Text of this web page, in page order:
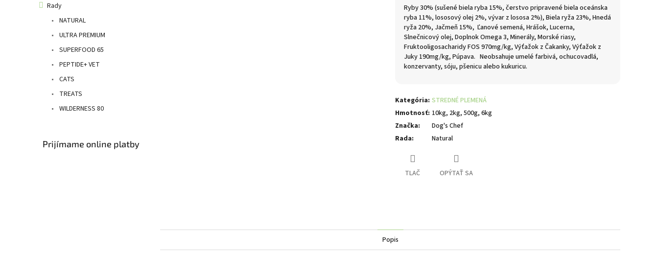
Rady
NATURAL
ULTRA PREMIUM
SUPERFOOD 65
PEPTIDE+ VET
CATS
TREATS
WILDERNESS 80
Prijímame online platby
Ryby 30% (sušené biela ryba 15%, čerstvo pripravené biela oceánska
ryba 11%, lososový olej 2%, vývar z lososa 2%), Biela ryža 23%, Hnedá
ryža 20%, Jačmeň 15%, Ľanové semená, Hrášok, Lucerna,
Slnečnicový olej, Doplnok Omega 3, Minerály, Morské riasy,
Fruktooligosacharidy FOS 970mg/kg, Výťažok z Čakanky, Výťažok z
Juky 190mg/kg, Púpava. Neobsahuje umelé farbivá, ochucovadlá,
konzervanty, sóju, pšenicu alebo kukuricu.
Kategória: STREDNÉ PLEMENÁ
Hmotnosť: 10kg, 2kg, 500g, 6kg
Značka:
Dog's Chef
Rada: Natural
TLAČ OPÝTAŤ SA
Popis